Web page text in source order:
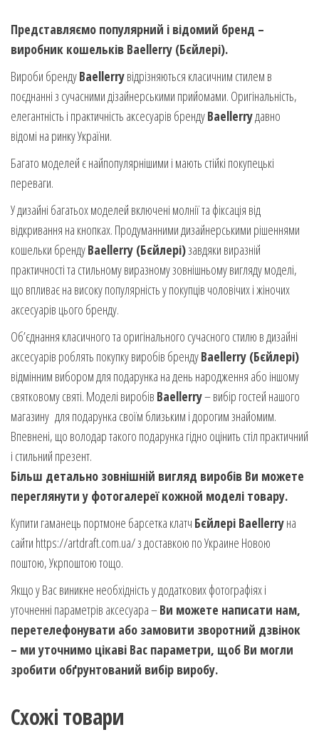
Представляємо популярний і відомий бренд –
виробник кошельків Baellerry (Бєйлері).
Вироби брендуBaellerryвідрізняються класичним стилем в
поєднанні з сучасними дізайнерськими прийомами. Оригінальність,
елегантність і практичність аксесуарів брендуBaellerryдавно
відомі на ринку України.
Багато моделей є найпопулярнішими і мають стійкі покупецькі
переваги.
У дизайні багатьох моделей включені молнії та фіксація від
відкривання на кнопках. Продуманними дизайнерськими рішеннями
кошельки брендуBaellerry (Бєйлері)завдяки виразній
практичності та стильному виразному зовнішньому вигляду моделі,
що впливає на високу популярність у покупців чоловічих і жіночих
аксесуарів цього бренду.
Об’єднання класичного та оригінального сучасного стилю в дизайні
аксесуарів роблять покупку виробів брендуBaellerry (Бєйлері)
відмінним вибором для подарунка на день народження або іншому
святковому святі. Моделі виробів Baellerry– вибір гостей нашого
магазину для подарунка своїм близьким і дорогим знайомим.
Впевнені, що володар такого подарунка гідно оцінить стіл практичний
і стильний презент.
Більш детально зовнішній вигляд виробів Ви можете
переглянути у фотогалереї кожной моделі товару.
Купити гаманець портмоне барсетка клатч Бєйлері Baellerryна
сайти https://artdraft.com.ua/ з доставкою по Украине Новою
поштою, Укрпоштою тощо.
Якщо у Вас виникне необхідність у додаткових фотографіях і
уточненні параметрів аксесуара –Ви можете написати нам,
перетелефонувати або замовити зворотний дзвінок
– ми уточнимо цікаві Вас параметри, щоб Ви могли
зробити обґрунтований вибір виробу.
Схожі товари